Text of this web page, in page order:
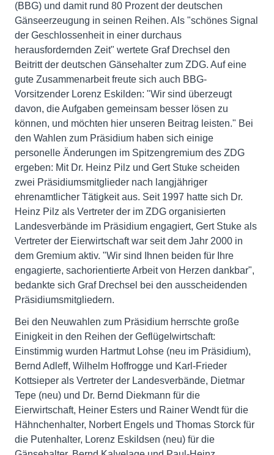
(BBG) und damit rund 80 Prozent der deutschen
Gänseerzeugung in seinen Reihen. Als "schönes Signal
der Geschlossenheit in einer durchaus
herausfordernden Zeit" wertete Graf Drechsel den
Beitritt der deutschen Gänsehalter zum ZDG. Auf eine
gute Zusammenarbeit freute sich auch BBG-
Vorsitzender Lorenz Eskilden: "Wir sind überzeugt
davon, die Aufgaben gemeinsam besser lösen zu
können, und möchten hier unseren Beitrag leisten." Bei
den Wahlen zum Präsidium haben sich einige
personelle Änderungen im Spitzengremium des ZDG
ergeben: Mit Dr. Heinz Pilz und Gert Stuke scheiden
zwei Präsidiumsmitglieder nach langjähriger
ehrenamtlicher Tätigkeit aus. Seit 1997 hatte sich Dr.
Heinz Pilz als Vertreter der im ZDG organisierten
Landesverbände im Präsidium engagiert, Gert Stuke als
Vertreter der Eierwirtschaft war seit dem Jahr 2000 in
dem Gremium aktiv. "Wir sind Ihnen beiden für Ihre
engagierte, sachorientierte Arbeit von Herzen dankbar",
bedankte sich Graf Drechsel bei den ausscheidenden
Präsidiumsmitgliedern.
Bei den Neuwahlen zum Präsidium herrschte große
Einigkeit in den Reihen der Geflügelwirtschaft:
Einstimmig wurden Hartmut Lohse (neu im Präsidium),
Bernd Adleff, Wilhelm Hoffrogge und Karl-Frieder
Kottsieper als Vertreter der Landesverbände, Dietmar
Tepe (neu) und Dr. Bernd Diekmann für die
Eierwirtschaft, Heiner Esters und Rainer Wendt für die
Hähnchenhalter, Norbert Engels und Thomas Storck für
die Putenhalter, Lorenz Eskildsen (neu) für die